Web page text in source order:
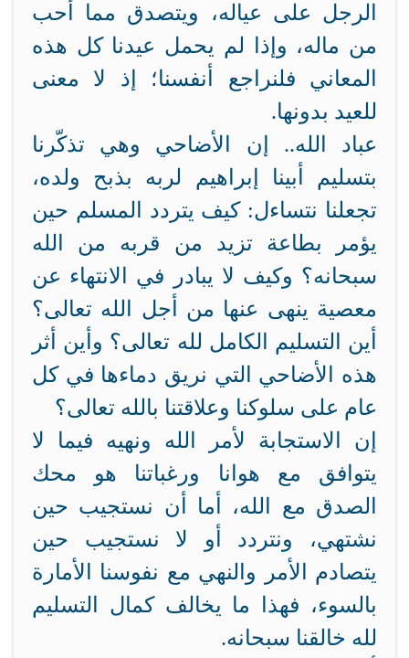
الرجل على عياله، ويتصدق مما أحب
من ماله، وإذا لم يحمل عيدنا كل هذه
المعاني فلنراجع أنفسنا؛ إذ لا معنى
للعيد بدونها.
عباد الله.. إن الأضاحي وهي تذكّرنا
بتسليم أبينا إبراهيم لربه بذبح ولده،
تجعلنا نتساءل: كيف يتردد المسلم حين
يؤمر بطاعة تزيد من قربه من الله
سبحانه؟ وكيف لا يبادر في الانتهاء عن
معصية ينهى عنها من أجل الله تعالى؟
أين التسليم الكامل لله تعالى؟ وأين أثر
هذه الأضاحي التي نريق دماءها في كل
عام على سلوكنا وعلاقتنا بالله تعالى؟
إن الاستجابة لأمر الله ونهيه فيما لا
يتوافق مع هوانا ورغباتنا هو محك
الصدق مع الله، أما أن نستجيب حين
نشتهي، ونتردد أو لا نستجيب حين
يتصادم الأمر والنهي مع نفوسنا الأمارة
بالسوء، فهذا ما يخالف كمال التسليم
لله خالقنا سبحانه.